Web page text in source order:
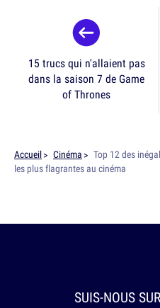
15 trucs qui n'allaient pas
dans la saison 7 de Game
of Thrones
Accueil Cinéma
Top 12 des
les plus flagrantes au cinéma
SUIS-NOUS SUR